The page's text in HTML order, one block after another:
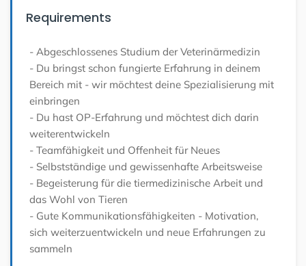
Requirements
- Abgeschlossenes Studium der Veterinärmedizin
- Du bringst schon fungierte Erfahrung in deinem
Bereich mit - wir möchtest deine Spezialisierung mit
einbringen
- Du hast OP-Erfahrung und möchtest dich darin
weiterentwickeln
- Teamfähigkeit und Offenheit für Neues
- Selbstständige und gewissenhafte Arbeitsweise
- Begeisterung für die tiermedizinische Arbeit und
das Wohl von Tieren
- Gute Kommunikationsfähigkeiten - Motivation,
sich weiterzuentwickeln und neue Erfahrungen zu
sammeln